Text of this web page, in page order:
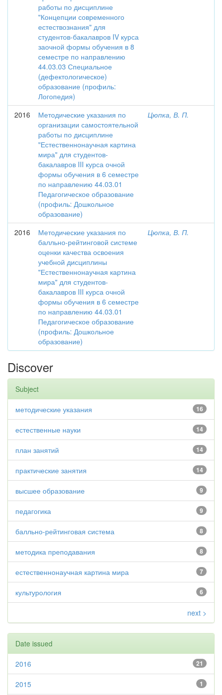
работы по дисциплине
"Концепции современного
естествознания" для
студентов-бакалавров IV курса
заочной формы обучения в 8
семестре по направлению
44.03.03 Специальное
(дефектологическое)
образование (профиль:
Логопедия)
2016
Методические указания по
организации самостоятельной
работы по дисциплине
"Естественнонаучная картина
мира" для студентов-
бакалавров III курса очной
формы обучения в 6 семестре
по направлению 44.03.01
Педагогическое образование
(профиль: Дошкольное
образование)
Цюпка, В. П.
2016
Методические указания по
балльно-рейтинговой системе
оценки качества освоения
учебной дисциплины
"Естественнонаучная картина
мира" для студентов-
бакалавров III курса очной
формы обучения в 6 семестре
по направлению 44.03.01
Педагогическое образование
(профиль: Дошкольное
образование)
Цюпка, В. П.
Discover
Subject
16
методические указания
14
естественные науки
14
план занятий
14
практические занятия
9
высшее образование
9
педагогика
8
балльно-рейтинговая система
8
методика преподавания
7
естественнонаучная картина мира
6
культурология
next >
Date issued
21
2016
1
2015